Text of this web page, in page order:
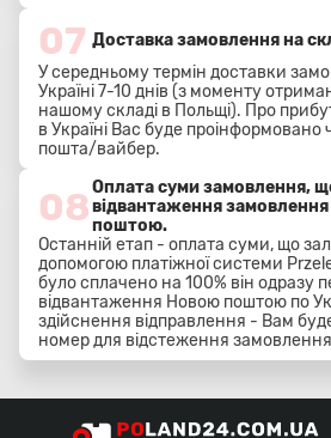
07 Доставка замовлення на
У середньому термін доставки
Україні 7-10 днів (з моменту
нашому складі в Польщі). Про
в Україні Вас буде проінформовано
пошта/вайбер.
08Оплата суми замовлення,
відвантаження
поштою.
Останній етап - оплата суми, що
допомогою платіжної системи
було сплачено на 100% він одразу
відвантаження Новою поштою по
здійснення відправлення - Вам
номер для відстеження